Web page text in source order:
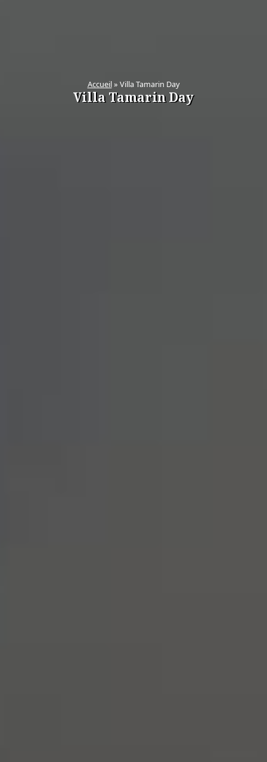
Accueil» Villa Tamarin Day
Villa Tamarin Day